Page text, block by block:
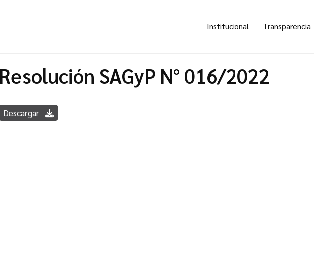
Institucional Transparencia
Resolución SAGyP N° 016/2022
Descargar